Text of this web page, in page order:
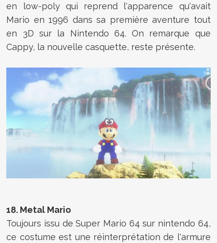
en low-poly qui reprend l'apparence qu'avait
Mario en 1996 dans sa première aventure tout
en 3D sur la Nintendo 64. On remarque que
Cappy, la nouvelle casquette, reste présente.
18. Metal Mario
Toujours issu de Super Mario 64 sur nintendo 64,
ce costume est une réinterprétation de l'armure